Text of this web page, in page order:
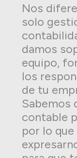
Nos
solo
damos
equipo,
los
de tu
Sabemos
contable
por lo